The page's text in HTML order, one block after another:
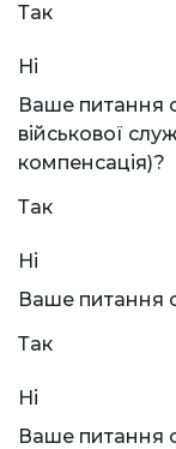
Так
Ні
Ваше питання
військової
компенсація)?
Так
Ні
Ваше питання
Так
Ні
Ваше питання